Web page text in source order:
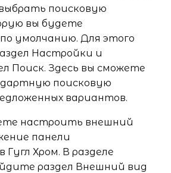
поисковую
вы будете
умолчанию. Для этого
Настройки и
Поиск. Здесь вы сможете
поисковую
вариантов.
настроить внешний
панели
Хром. В разделе
раздел Внешний вид